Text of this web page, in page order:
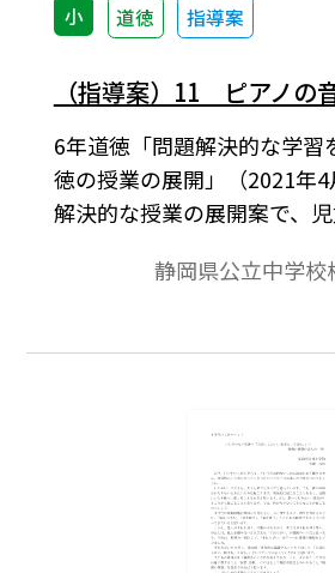
小 道徳 指導案
（指導案）11 ピアノ
6年道徳「問題解決的な学習
徳の授業の展開」（2021年
解決的な授業の展開案で、
た。（ねらい）自他の権利
の大切さに気づき、法やき
静岡県公立中学